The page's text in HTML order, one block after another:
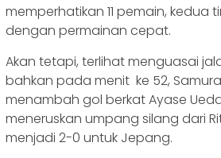
memperhatikan 11 pemain, kedua
dengan permainan cepat.
Akan tetapi, terlihat menguasai
bahkan pada menit ke 52,
menambah gol berkat Ayase
meneruskan umpang silang dari
menjadi 2-0 untuk Jepang.